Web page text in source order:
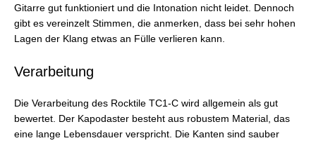
Gitarre gut funktioniert und die Intonation nicht leidet. Dennoch
gibt es vereinzelt Stimmen, die anmerken, dass bei sehr hohen
Lagen der Klang etwas an Fülle verlieren kann.
Verarbeitung
Die Verarbeitung des Rocktile TC1-C wird allgemein als gut
bewertet. Der Kapodaster besteht aus robustem Material, das
eine lange Lebensdauer verspricht. Die Kanten sind sauber